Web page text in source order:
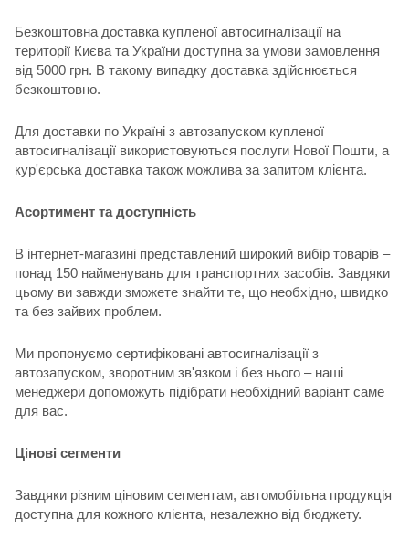
Безкоштовна доставка купленої автосигналізації на
території Києва та України доступна за умови замовлення
від 5000 грн. В такому випадку доставка здійснюється
безкоштовно.
Для доставки по Україні з автозапуском купленої
автосигналізації використовуються послуги Нової Пошти, а
кур'єрська доставка також можлива за запитом клієнта.
Асортимент та доступність
В інтернет-магазині представлений широкий вибір товарів –
понад 150 найменувань для транспортних засобів. Завдяки
цьому ви завжди зможете знайти те, що необхідно, швидко
та без зайвих проблем.
Ми пропонуємо сертифіковані автосигналізації з
автозапуском, зворотним зв'язком і без нього – наші
менеджери допоможуть підібрати необхідний варіант саме
для вас.
Цінові сегменти
Завдяки різним ціновим сегментам, автомобільна продукція
доступна для кожного клієнта, незалежно від бюджету.